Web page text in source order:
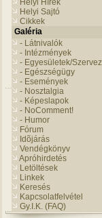
Helyi Hírek
Helyi Sajtó
Cikkek
Galéria
- Látnivalók
- Intézmények
- Egyesületek/
- Egészségügy
- Események
- Nosztalgia
- Képeslapok
- NoComment!
- Humor
Fórum
Idõjárás
Vendégkönyv
Apróhirdetés
Letöltések
Linkek
Keresés
Kapcsolatfelvétel
Gy.I.K. (FAQ)